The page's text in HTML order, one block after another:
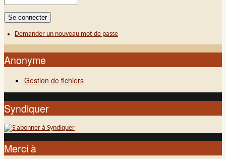
Demander un nouveau mot de passe
Anonyme
Gestion de fichiers
Syndiquer
Merci à